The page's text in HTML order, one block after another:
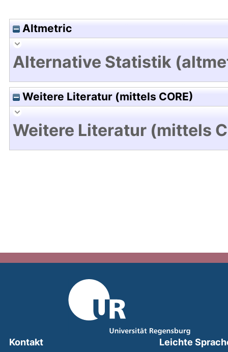
Altmetric
Alternative Statistik
Weitere Literatur (mittels CORE)
Weitere Literatur (mittels
Kontakt
Leichte